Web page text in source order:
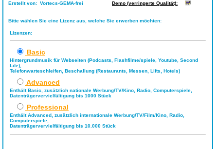
Erstellt von: Vortecs-GEMA-frei Demo (verringerte Qualität):
Bitte wählen Sie eine Lizenz aus, welche Sie erwerben möchten:
Lizenzen:
Basic
Hintergrundmusik für Webseiten (Podcasts, Flashfilme/spiele, Youtube, Second
Life),
Telefonwarteschleifen, Beschallung (Restaurants, Messen, Lifts, Hotels)
Advanced
Enthält Basic, zusätzlich nationale Werbung/TV/Kino, Radio, Computerspiele,
Datenträgervervielfältigung bis 1000 Stück
Professional
Enthält Advanced, zusätzlich internationale Werbung/TV/Film/Kino, Radio,
Computerspiele,
Datenträgervervielfältigung bis 10.000 Stück